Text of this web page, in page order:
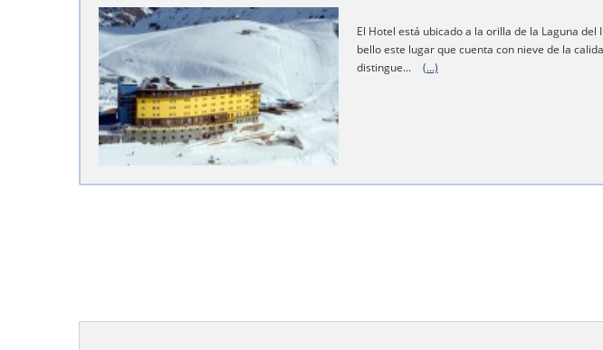
El Hotel está ubicado a la orilla de la Laguna
bello este lugar que cuenta con nieve de la
distingue...
(...)